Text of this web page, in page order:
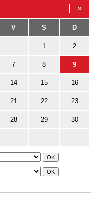
»
V S D
1 2
7 8 9
14 15 16
21 22 23
28 29 30